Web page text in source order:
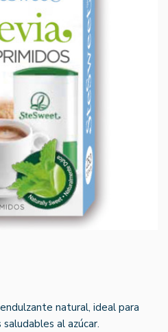
natural, ideal para
al azúcar.